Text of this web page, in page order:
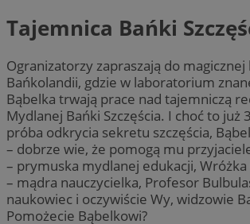
Tajemnica Bańki
Ogranizatorzy zapraszają do
Bańkolandii, gdzie w laboratorium
Bąbelka trwają prace nad tajemniczą
Mydlanej Bańki Szczęścia. I choć to już
próba odkrycia sekretu szczęścia,
– dobrze wie, że pomogą mu
– prymuska mydlanej edukacji,
– mądra nauczycielka, Profesor
naukowiec i oczywiście Wy, widzowie
Pomożecie Bąbelkowi?